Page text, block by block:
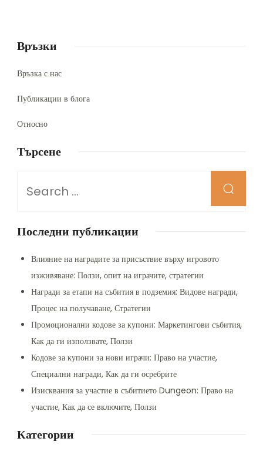
Връзки
Връзка с нас
Публикации в блога
Относно
Търсене
for
Последни публикации
Влияние на наградите за присъствие върху игровото
изживяване: Ползи, опит на играчите, стратегии
Награди за етапи на събития в подземия: Видове награди,
Процес на получаване, Стратегии
Промоционални кодове за купони: Маркетингови събития,
Как да ги използвате, Ползи
Кодове за купони за нови играчи: Право на участие,
Специални награди, Как да ги осребрите
Изисквания за участие в събитието Dungeon: Право на
участие, Как да се включите, Ползи
Категории